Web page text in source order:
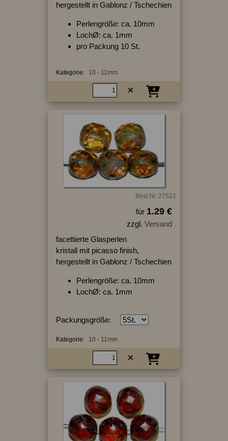
hergestellt in Gablonz / Tschechien
Perlengröße: ca. 10mm
LochØ: ca. 1mm
pro Packung 10 St.
Kategorie: 10 - 11mm
Best.Nr.:27522
für 1.29 €
zzgl. Versand
facettierte Glasperlen
kristall mit picasso finish,
hergestellt in Gablonz / Tschechien
Perlengröße: ca. 10mm
LochØ: ca. 1mm
Packungsgröße:
Kategorie: 10 - 11mm